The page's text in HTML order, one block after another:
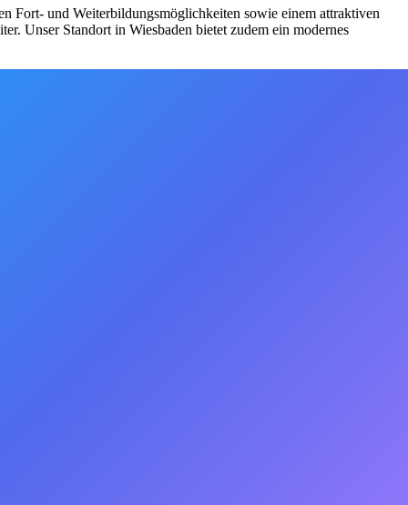
Fort- und Weiterbildungsmöglichkeiten sowie einem attraktiven
Unser Standort in Wiesbaden bietet zudem ein modernes